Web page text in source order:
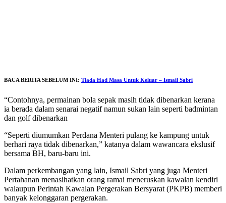
BACA BERITA SEBELUM INI: Tiada Had Masa Untuk Keluar – Ismail Sabri
“Contohnya, permainan bola sepak masih tidak dibenarkan kerana
ia berada dalam senarai negatif namun sukan lain seperti badmintan
dan golf dibenarkan
“Seperti diumumkan Perdana Menteri pulang ke kampung untuk
berhari raya tidak dibenarkan,” katanya dalam wawancara ekslusif
bersama BH, baru-baru ini.
Dalam perkembangan yang lain, Ismail Sabri yang juga Menteri
Pertahanan menasihatkan orang ramai meneruskan kawalan kendiri
walaupun Perintah Kawalan Pergerakan Bersyarat (PKPB) memberi
banyak kelonggaran pergerakan.